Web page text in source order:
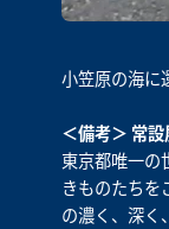
小笠原の海に
＜備考＞ 常設
東京都唯一の
きものたち
の濃く、深く